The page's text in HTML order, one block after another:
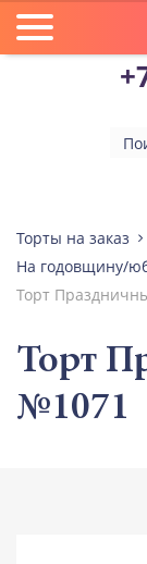
Торты на заказ
На годовщину/
Торт
Торт
№1071